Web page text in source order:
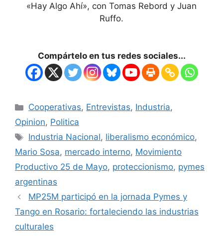
«Hay Algo Ahí», con Tomas Rebord y Juan
Ruffo.
Compártelo en tus redes sociales...
Cooperativas, Entrevistas, Industria,
Opinion, Politica
Industria Nacional, liberalismo económico,
Mario Sosa, mercado interno, Movimiento
Productivo 25 de Mayo, proteccionismo, pymes
argentinas
MP25M participó en la jornada Pymes y
Tango en Rosario: fortaleciendo las industrias
culturales